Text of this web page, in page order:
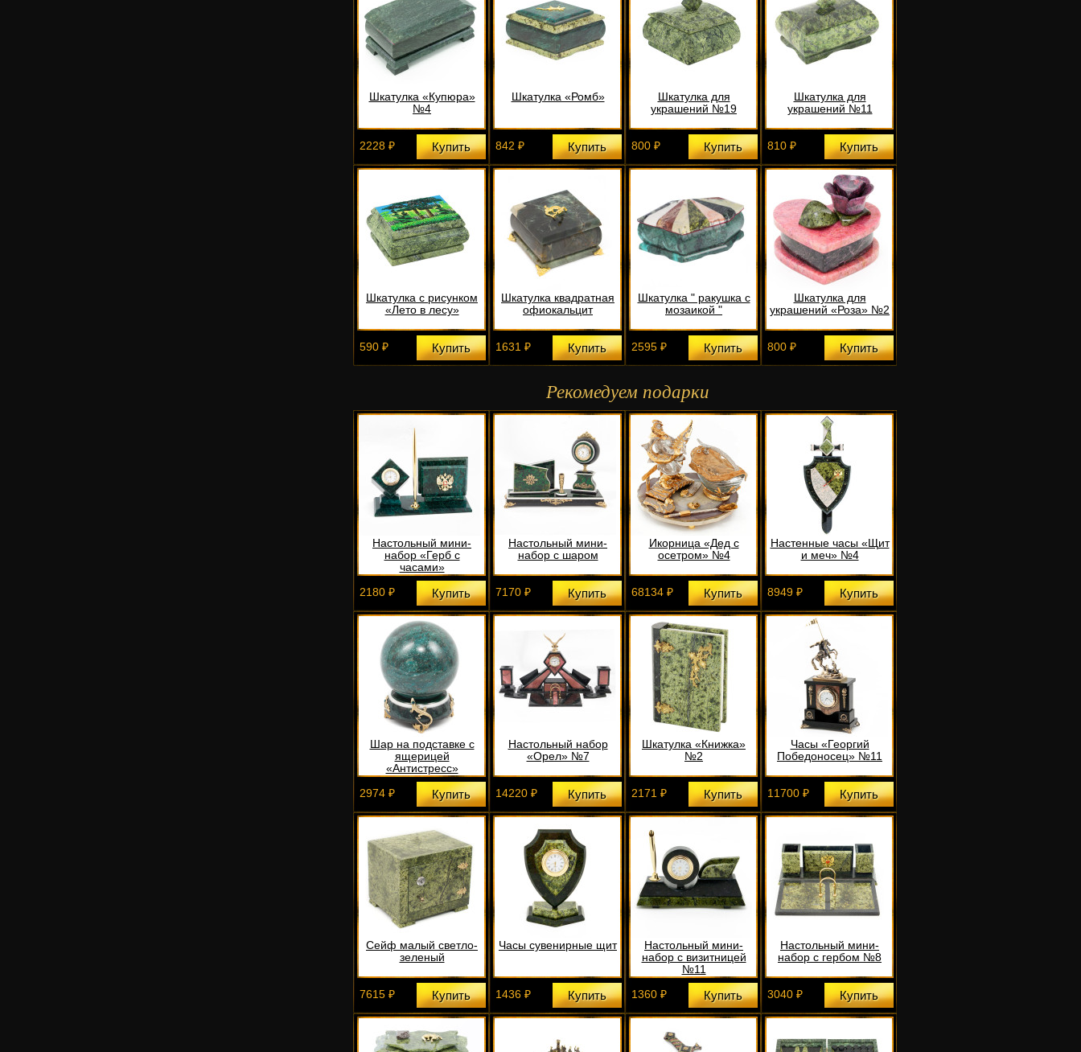
Шкатулка «Купюра»
№4
2228 ₽ Купить
Шкатулка «Ромб»
842 ₽ Купить
Шкатулка для
украшений №19
800 ₽ Купить
Шкатулка для
украшений №11
810 ₽ Купить
Шкатулка с рисунком
«Лето в лесу»
590 ₽ Купить
Шкатулка квадратная
офиокальцит
1631 ₽ Купить
Шкатулка " ракушка с
мозаикой "
2595 ₽ Купить
Шкатулка для
украшений «Роза» №2
800 ₽ Купить
Рекомедуем подарки
Настольный мини-
набор «Герб с
часами»
2180 ₽
Купить
Настольный мини-
набор с шаром
7170 ₽ Купить
Икорница «Дед с
осетром» №4
68134 ₽ Купить
Настенные часы «Щит
и меч» №4
8949 ₽ Купить
Шар на подставке с
ящерицей
«Антистресс»
2974 ₽
Купить
Настольный набор
«Орел» №7
14220 ₽ Купить
Шкатулка «Книжка»
№2
2171 ₽ Купить
Часы «Георгий
Победоносец» №11
11700 ₽ Купить
Сейф малый светло-
зеленый
7615 ₽ Купить
Часы сувенирные щит
1436 ₽ Купить
Настольный мини-
набор с визитницей
№11
1360 ₽
Купить
Настольный мини-
набор с гербом №8
3040 ₽ Купить